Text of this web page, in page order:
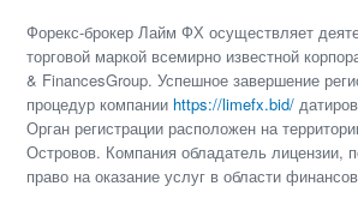
Форекс-брокер Лайм ФХ осуществляет
торговой маркой всемирно известной
& FinancesGroup. Успешное завершение
процедур компании https://limefx.bid/
Орган регистрации расположен на
Островов. Компания обладатель лицензии,
право на оказание услуг в области